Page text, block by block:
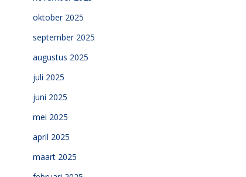
oktober 2025
september 2025
augustus 2025
juli 2025
juni 2025
mei 2025
april 2025
maart 2025